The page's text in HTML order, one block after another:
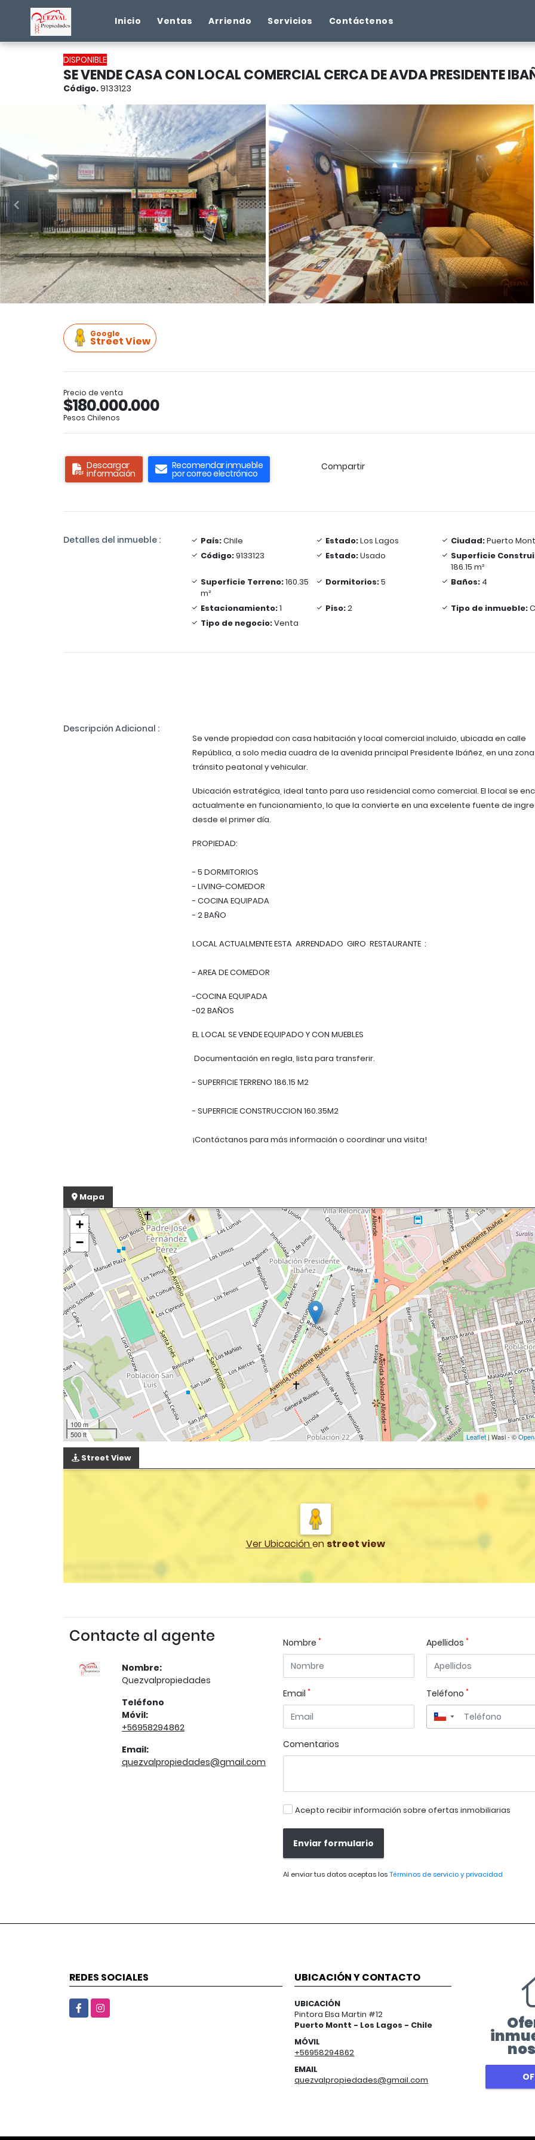
Inicio Ventas Arriendo Servicios Contáctenos
DISPONIBLE
SE VENDE CASA CON LOCAL COMERCIAL CERCA DE AVDA PRESIDENTE
Código.9133123
Google
Street View
Precio de venta
$180.000.000
Pesos Chilenos
Descargar
información
Recomendar inmueble
por correo electrónico
Compartir
Detalles del inmueble : País:Chile Estado:Los Lagos Ciudad:Puerto
Código:9133123 Estado:Usado
Superficie
186.15 m²
Superficie Terreno:160.35
m²
Dormitorios:5 Baños:4
Estacionamiento:1 Piso:2 Tipo de inmueble:
Tipo de negocio:Venta
Descripción Adicional :
Se vende propiedad con casa habitación y local comercial incluido, ubicada en calle
República, a solo media cuadra de la avenida principal Presidente Ibáñez, en una
tránsito peatonal y vehicular.
Ubicación estratégica, ideal tanto para uso residencial como comercial. El local se
actualmente en funcionamiento, lo que la convierte en una excelente fuente de
desde el primer día.
PROPIEDAD:
- 5 DORMITORIOS
- LIVING-COMEDOR
- COCINA EQUIPADA
- 2 BAÑO
LOCAL ACTUALMENTE ESTA ARRENDADO GIRO RESTAURANTE :
- AREA DE COMEDOR
-COCINA EQUIPADA
-02 BAÑOS
EL LOCAL SE VENDE EQUIPADO Y CON MUEBLES
Documentación en regla, lista para transferir.
- SUPERFICIE TERRENO 186.15 M2
- SUPERFICIE CONSTRUCCION 160.35M2
¡Contáctanos para más información o coordinar una visita!
Mapa
+
−
100 m
500 ft
Leaflet | Wasi - ©
Street View
Ver Ubicaciónen street view
Contacte al agente
Nombre:
Quezvalpropiedades
Teléfono
Móvil:
+56958294862
Email:
quezvalpropiedades@gmail.com
Nombre * Apellidos *
Email * Teléfono *
▼
Comentarios
Acepto recibir información sobre ofertas inmobiliarias
Enviar formulario
Al enviar tus datos aceptas losTérminos de servicio y privacidad
REDES SOCIALES
FacebookInstagram
UBICACIÓN Y CONTACTO
UBICACIÓN
Pintora Elsa Martin #12
Puerto Montt - Los Lagos - Chile
MÓVIL
+56958294862
EMAIL
quezvalpropiedades@gmail.com